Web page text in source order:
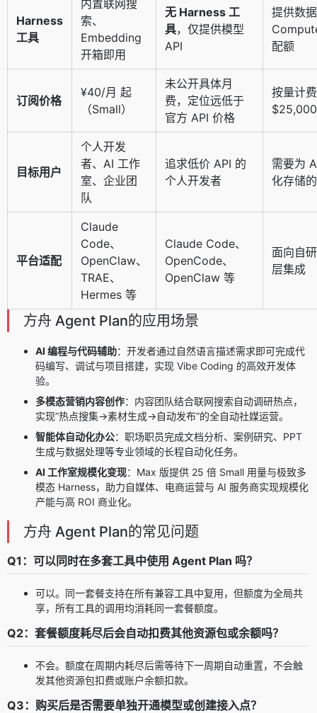
Harness
工具
内置联网搜
索、
Embedding
开箱即用
无 Harness 工
具，仅提供模型
API
提供数
配额
订阅价格
¥40/月 起
（Small）
未公开具体月
费，定位远低于
官方 API 价格
按量计
目标用户
个人开发
者、AI 工作
室、企业团
队
追求低价 API 的
个人开发者
需要为
化存储
平台适配
Claude
Code、
OpenClaw、
TRAE、
Hermes 等
Claude Code、
OpenCode、
OpenClaw 等
面向自
层集成
方舟 Agent Plan的应用场景
AI 编程与代码辅助：开发者通过自然语言描述需求即可完成代
码编写、调试与项目搭建，实现 Vibe Coding 的高效开发体
验。
多模态营销内容创作：内容团队结合联网搜索自动调研热点，
实现”热点搜集→素材生成→自动发布”的全自动社媒运营。
智能体自动化办公：职场职员完成文档分析、案例研究、PPT
生成与数据处理等专业领域的长程自动化任务。
AI 工作室规模化变现：Max 版提供 25 倍 Small 用量与极致多
模态 Harness，助力自媒体、电商运营与 AI 服务商实现规模化
产能与高 ROI 商业化。
方舟 Agent Plan的常见问题
Q1：可以同时在多套工具中使用 Agent Plan 吗？
可以。同一套餐支持在所有兼容工具中复用，但额度为全局共
享，所有工具的调用均消耗同一套餐额度。
Q2：套餐额度耗尽后会自动扣费其他资源包或余额吗？
不会。额度在周期内耗尽后需等待下一周期自动重置，不会触
发其他资源包扣费或账户余额扣款。
Q3：购买后是否需要单独开通模型或创建接入点？